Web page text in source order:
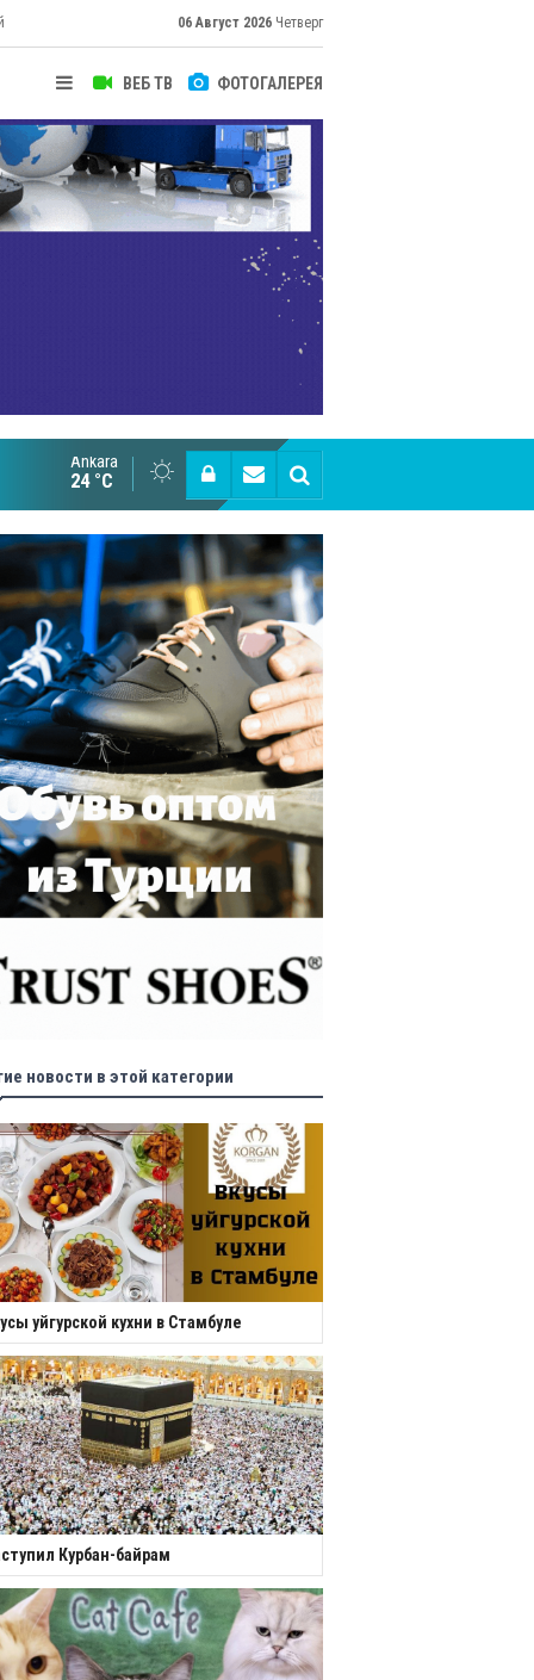
06 Август 2026 Четверг
ВЕБ ТВ ФОТОГАЛЕРЕЯ
Великий Шёлковый путь объединяет таланты в
Ankara
24 °C
новости в этой категории
уйгурской кухни в Стамбуле
Курбан-байрам